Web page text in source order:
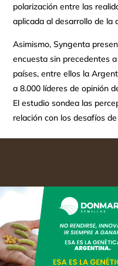
polarización entre las
aplicada al desarrollo de
Asimismo, Syngenta
encuesta sin precedentes
países, entre ellos la
a 8.000 líderes de opinión
El estudio sondea las
relación con los desafíos